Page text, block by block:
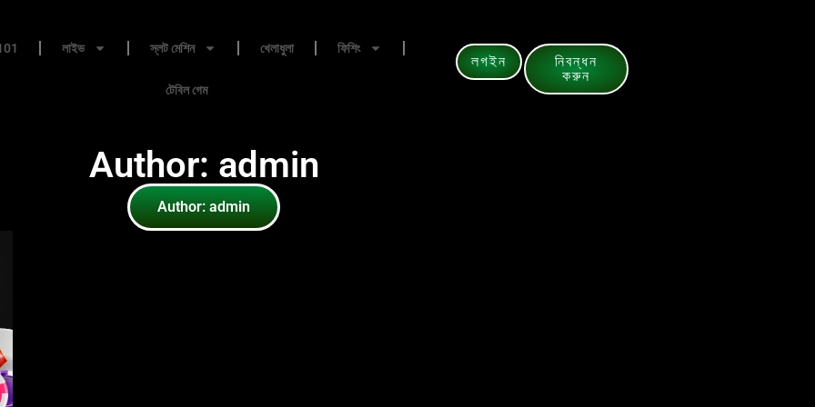
লাইভ স্লট মেশিন খেলাধুলা ফিশিং
টেবিল গেম
লগইন
নিবন্ধন
করুন
Author: admin
Author: admin